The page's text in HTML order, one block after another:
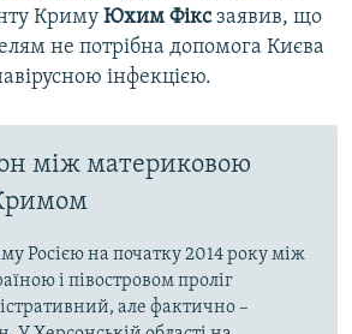
Криму Юхим Фіксзаявив, що
не потрібна допомога Києва
інфекцією.
між материковою
Росією на початку 2014 року між
і півостровом проліг
але фактично –